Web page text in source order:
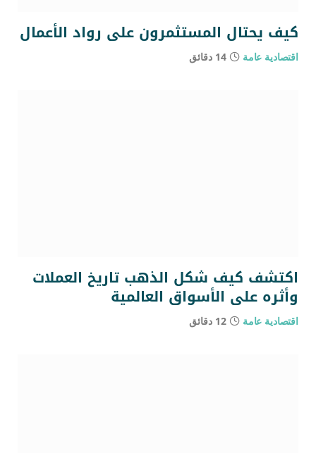
كيف يحتال المستثمرون على رواد الأعمال
اقتصادية عامة 14 دقائق
اكتشف كيف شكل الذهب تاريخ العملات
وأثره على الأسواق العالمية
اقتصادية عامة 12 دقائق